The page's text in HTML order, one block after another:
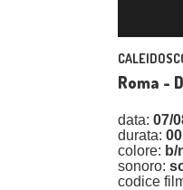
Roma -
data: 07/
durata:
colore: b/
sonoro:
codice